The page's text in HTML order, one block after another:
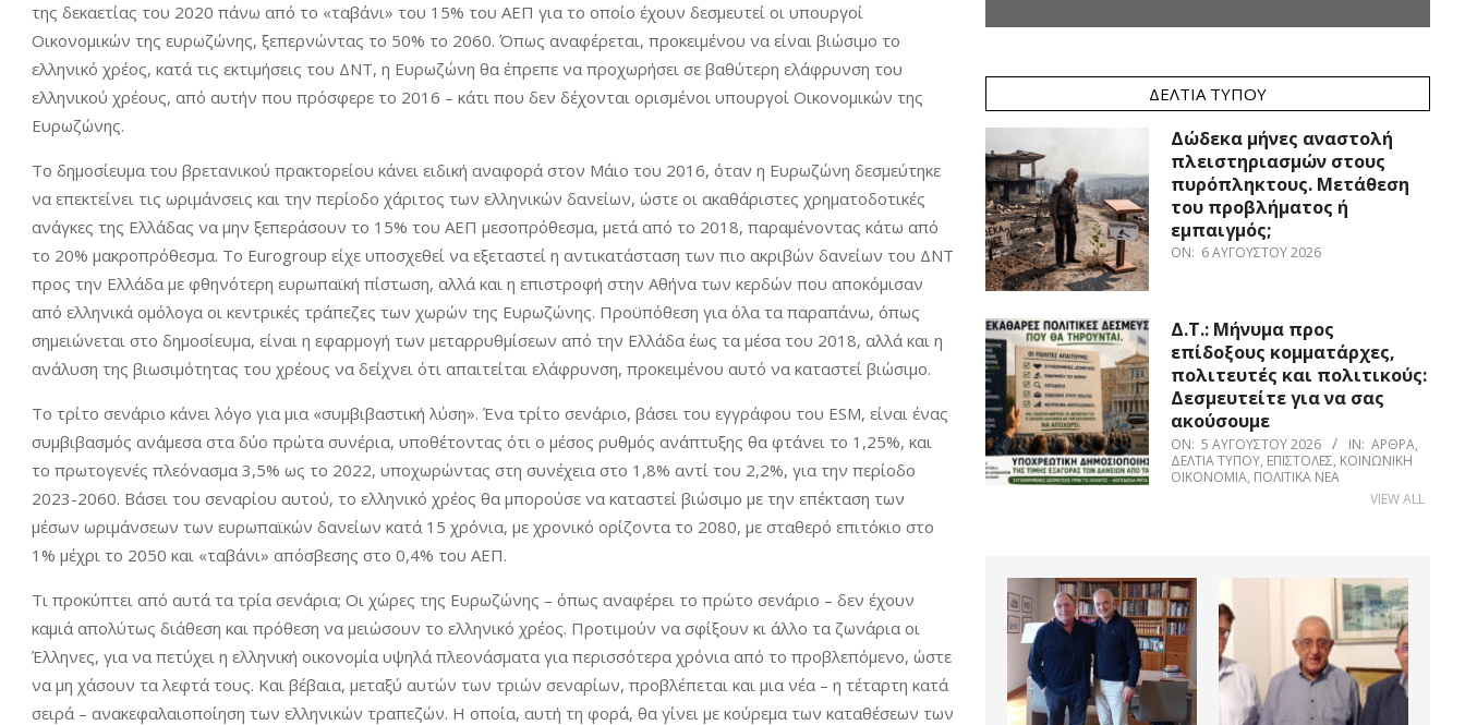
της δεκαετίας του 2020 πάνω από το «ταβάνι» του 15% του ΑΕΠ για το οποίο έχουν δεσμευτεί οι υπουργοί
Οικονομικών της ευρωζώνης, ξεπερνώντας το 50% το 2060. Όπως αναφέρεται, προκειμένου να είναι βιώσιμο το
ελληνικό χρέος, κατά τις εκτιμήσεις του ΔΝΤ, η Ευρωζώνη θα έπρεπε να προχωρήσει σε βαθύτερη ελάφρυνση του
ελληνικού χρέους, από αυτήν που πρόσφερε το 2016 – κάτι που δεν δέχονται ορισμένοι υπουργοί Οικονομικών της
Ευρωζώνης.
Το δημοσίευμα του βρετανικού πρακτορείου κάνει ειδική αναφορά στον Μάιο του 2016, όταν η Ευρωζώνη δεσμεύτηκε
να επεκτείνει τις ωριμάνσεις και την περίοδο χάριτος των ελληνικών δανείων, ώστε οι ακαθάριστες χρηματοδοτικές
ανάγκες της Ελλάδας να μην ξεπεράσουν το 15% του ΑΕΠ μεσοπρόθεσμα, μετά από το 2018, παραμένοντας κάτω από
το 20% μακροπρόθεσμα. Το Eurogroup είχε υποσχεθεί να εξεταστεί η αντικατάσταση των πιο ακριβών δανείων του ΔΝΤ
προς την Ελλάδα με φθηνότερη ευρωπαϊκή πίστωση, αλλά και η επιστροφή στην Αθήνα των κερδών που αποκόμισαν
από ελληνικά ομόλογα οι κεντρικές τράπεζες των χωρών της Ευρωζώνης. Προϋπόθεση για όλα τα παραπάνω, όπως
σημειώνεται στο δημοσίευμα, είναι η εφαρμογή των μεταρρυθμίσεων από την Ελλάδα έως τα μέσα του 2018, αλλά και η
ανάλυση της βιωσιμότητας του χρέους να δείχνει ότι απαιτείται ελάφρυνση, προκειμένου αυτό να καταστεί βιώσιμο.
Το τρίτο σενάριο κάνει λόγο για μια «συμβιβαστική λύση». Ένα τρίτο σενάριο, βάσει του εγγράφου του ESM, είναι ένας
συμβιβασμός ανάμεσα στα δύο πρώτα συνέρια, υποθέτοντας ότι ο μέσος ρυθμός ανάπτυξης θα φτάνει το 1,25%, και
το πρωτογενές πλεόνασμα 3,5% ως το 2022, υποχωρώντας στη συνέχεια στο 1,8% αντί του 2,2%, για την περίοδο
2023-2060. Βάσει του σεναρίου αυτού, το ελληνικό χρέος θα μπορούσε να καταστεί βιώσιμο με την επέκταση των
μέσων ωριμάνσεων των ευρωπαϊκών δανείων κατά 15 χρόνια, με χρονικό ορίζοντα το 2080, με σταθερό επιτόκιο στο
1% μέχρι το 2050 και «ταβάνι» απόσβεσης στο 0,4% του ΑΕΠ.
Τι προκύπτει από αυτά τα τρία σενάρια; Οι χώρες της Ευρωζώνης – όπως αναφέρει το πρώτο σενάριο – δεν έχουν
καμιά απολύτως διάθεση και πρόθεση να μειώσουν το ελληνικό χρέος. Προτιμούν να σφίξουν κι άλλο τα ζωνάρια οι
Έλληνες, για να πετύχει η ελληνική οικονομία υψηλά πλεονάσματα για περισσότερα χρόνια από το προβλεπόμενο, ώστε
να μη χάσουν τα λεφτά τους. Και βέβαια, μεταξύ αυτών των τριών σεναρίων, προβλέπεται και μια νέα – η τέταρτη κατά
σειρά – ανακεφαλαιοποίηση των ελληνικών τραπεζών. Η οποία, αυτή τη φορά, θα γίνει με κούρεμα των καταθέσεων των
ΔΕΛΤΊΑ ΤΎΠΟΥ
Δώδεκα μήνες αναστολή
πλειστηριασμών στους
πυρόπληκτους. Μετάθεση
του προβλήματος ή
εμπαιγμός;
ON: 6 ΑΥΓΟΎΣΤΟΥ 2026
Δ.Τ.: Μήνυμα προς
επίδοξους κομματάρχες,
πολιτευτές και πολιτικούς:
Δεσμευτείτε για να σας
ακούσουμε
ON: 5 ΑΥΓΟΎΣΤΟΥ 2026 IN: ΆΡΘΡΑ,
ΔΕΛΤΊΑ ΤΎΠΟΥ, ΕΠΙΣΤΟΛΈΣ, ΚΟΙΝΩΝΙΚΉ
ΟΙΚΟΝΟΜΊΑ, ΠΟΛΙΤΙΚΆ ΝΈΑ
VIEW ALL